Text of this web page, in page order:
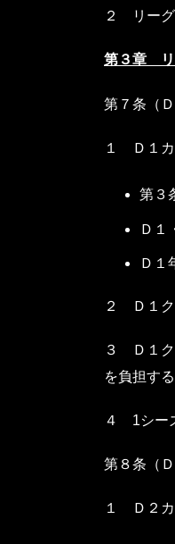
２ リー
第３章 リ
第７条（
１ Ｄ１カ
第３
Ｄ１
Ｄ１
２ Ｄ１ク
３ Ｄ１ク
を負担する
４ 1シー
第８条（
１ Ｄ２カ